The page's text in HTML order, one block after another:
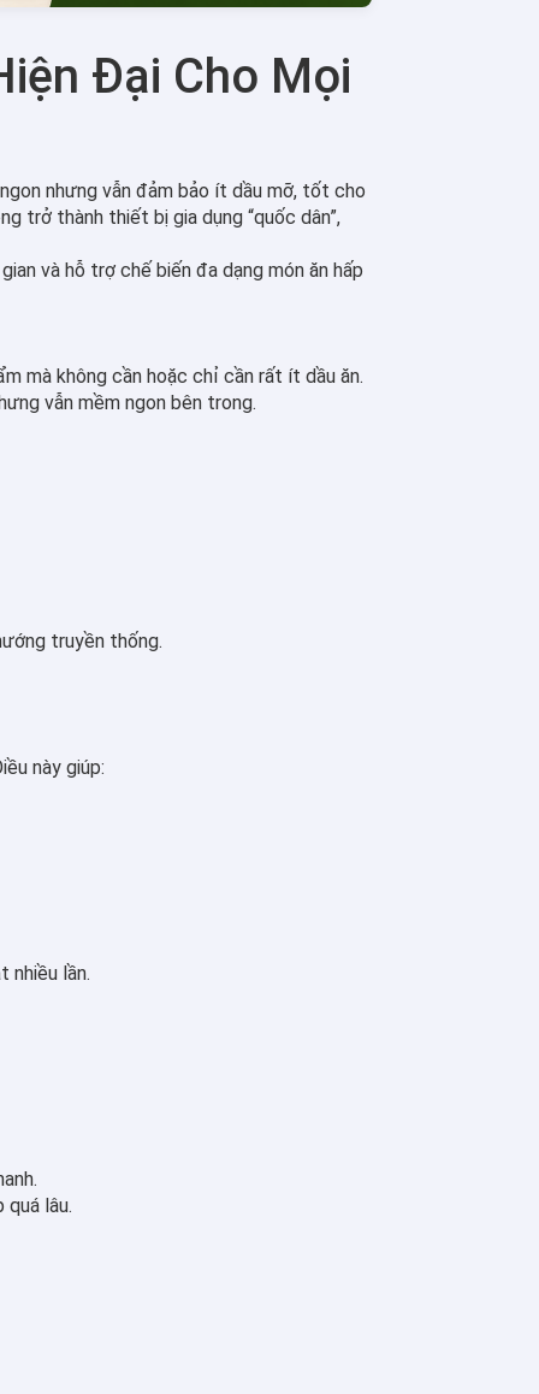
Đại Cho Mọi
nhưng vẫn đảm bảo ít dầu mỡ, tốt cho
trở thành thiết bị gia dụng “quốc dân”,
và hỗ trợ chế biến đa dạng món ăn hấp
mà không cần hoặc chỉ cần rất ít dầu ăn.
vẫn mềm ngon bên trong.
truyền thống.
này giúp:
nhiều lần.
lâu.